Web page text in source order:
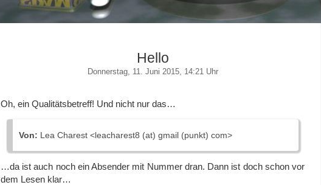
Hello
Donnerstag, 11. Juni 2015, 14:21 Uhr
Oh, ein Qualitätsbetreff! Und nicht nur das…
Von: Lea Charest <leacharest8 (at) gmail (punkt) com>
…da ist auch noch ein Absender mit Nummer dran. Dann ist doch schon vor
dem Lesen klar…